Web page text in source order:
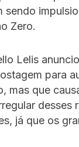
sendo
Zero.
Lelis
para
mas que
já que os